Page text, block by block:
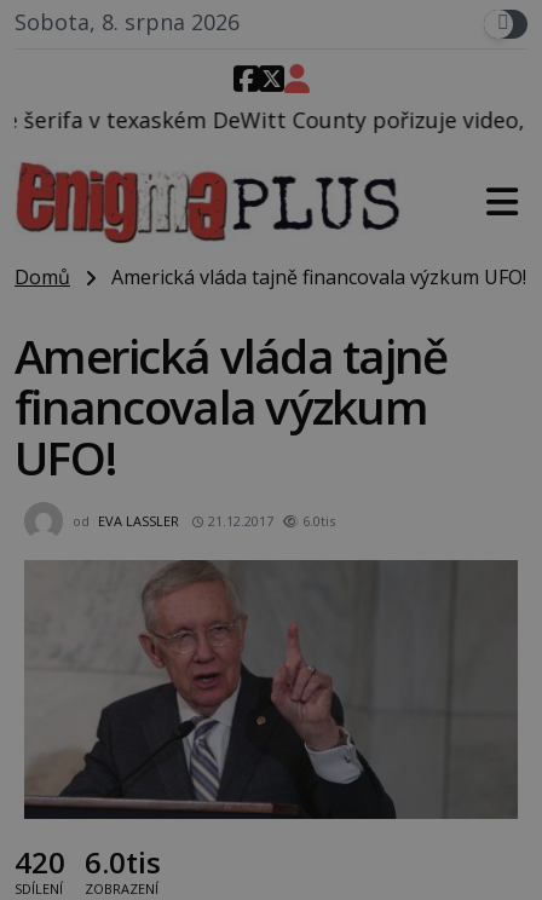
Sobota, 8. srpna 2026
County pořizuje video, na kterém před jeho
Domů Americká vláda tajně financovala výzkum UFO!
Americká vláda tajně
financovala výzkum
UFO!
od EVA LASSLER 21.12.2017 6.0tis
420
SDÍLENÍ
6.0tis
ZOBRAZENÍ